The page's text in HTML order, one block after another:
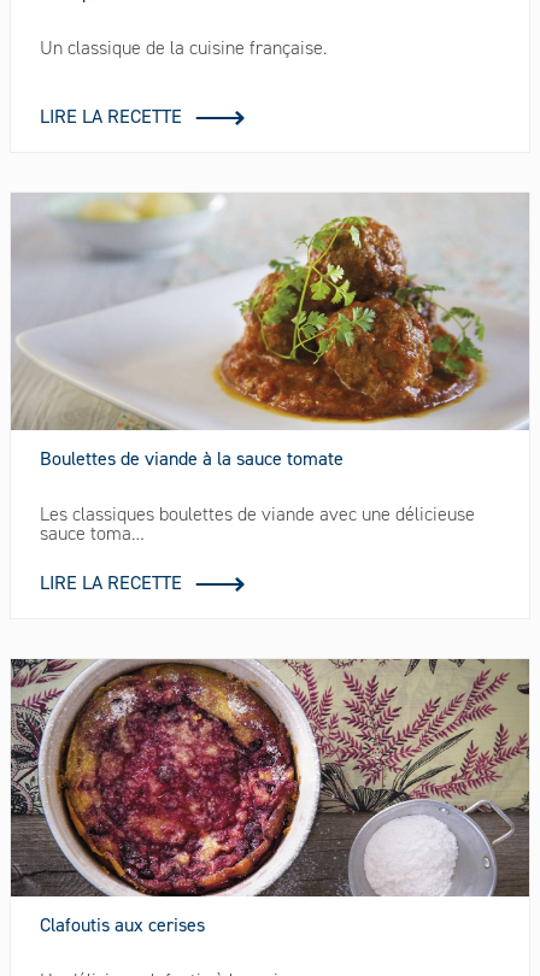
Un classique de la cuisine française.
LIRE LA RECETTE
Boulettes de viande à la sauce tomate
Les classiques boulettes de viande avec une délicieuse
sauce toma…
LIRE LA RECETTE
Clafoutis aux cerises